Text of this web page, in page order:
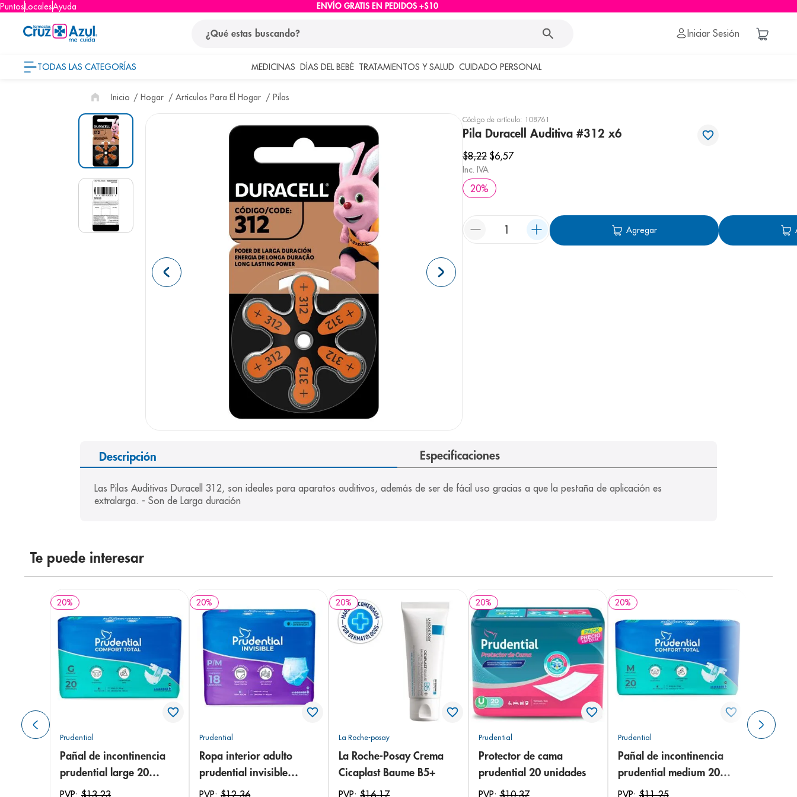
PuntosLocalesAyuda ENVÍO GRATIS EN PEDIDOS +$10
Iniciar Sesión
TODAS LAS CATEGORÍAS MEDICINAS DÍAS DEL BEBÉ TRATAMIENTOS Y SALUD CUIDADO PERSONAL
Hogar Artículos Para El Hogar Pilas
Código de artículo: 108761
Pila Duracell Auditiva #312 x6
$8,22 $6,57
Inc. IVA
20%
Agregar
Descripción Especificaciones
Las Pilas Auditivas Duracell 312, son ideales para aparatos auditivos, además de ser de fácil uso gracias a que la pestaña de aplicación es
extralarga. - Son de Larga duración
Te puede interesar
20%
Prudential
Pañal de incontinencia
prudential large 20
unidades
20%
Prudential
Ropa interior adulto
prudential invisible
small/medium 18
20%
La Roche-posay
La Roche-Posay Crema
Cicaplast Baume B5+
20%
Prudential
Protector de cama
prudential 20 unidades
20%
Prudential
Pañal de incontinencia
prudential medium 20
unidades
términos más buscados
1. protector solar
pañales
nivea
shampoo
bioderma
pediasure
panolini
prueba embarazo